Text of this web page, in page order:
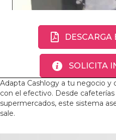
DESCARGA
SOLICITA
Adapta Cashlogy a tu negocio y
con el efectivo. Desde
supermercados, este sistema
sale.